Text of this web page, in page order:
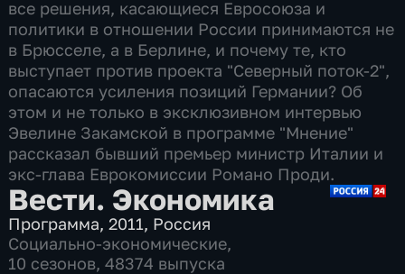
все решения, касающиеся Евросоюза и
политики в отношении России принимаются не
в Брюсселе, а в Берлине, и почему те, кто
выступает против проекта "Северный поток-2",
опасаются усиления позиций Германии? Об
этом и не только в эксклюзивном интервью
Эвелине Закамской в программе "Мнение"
рассказал бывший премьер министр Италии и
экс-глава Еврокомиссии Романо Проди.
Вести. Экономика
Программа,2011, Россия
Социально-экономические,
10 сезонов, 48374 выпуска